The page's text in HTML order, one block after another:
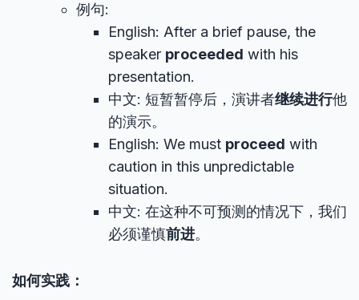
例句:
English: After a brief pause, the
speaker proceeded with his
presentation.
中文: 短暂暂停后，演讲者继续进行他
的演示。
English: We must proceed with
caution in this unpredictable
situation.
中文: 在这种不可预测的情况下，我们
必须谨慎前进。
如何实践：